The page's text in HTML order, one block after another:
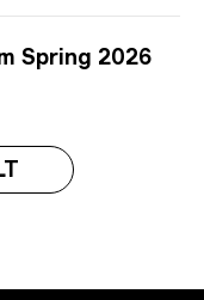
Spring 2026